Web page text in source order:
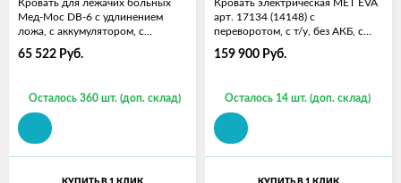
Кровать для лежачих больных
Мед-Мос DB-6 с удлинением
ложа, с аккумулятором, с
65 522 Руб.
Осталось 360 шт. (доп. склад)
Кровать электрическая MET EVA
арт. 17134 (14148) с
переворотом, с т/у, без АКБ, с
159 900 Руб.
Осталось 14 шт. (доп. склад)